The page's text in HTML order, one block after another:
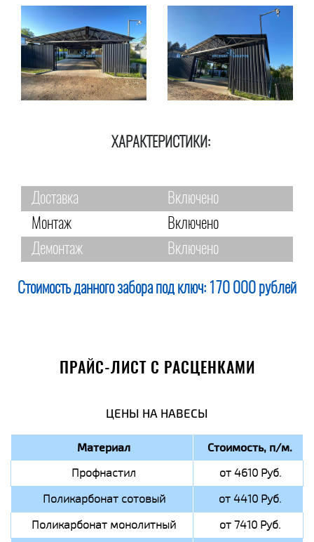
ХАРАКТЕРИСТИКИ:
Доставка
Включено
Монтаж
Включено
Демонтаж
Включено
Стоимость данного забора под ключ: 170 000 рублей
ПРАЙС-ЛИСТ С РАСЦЕНКАМИ
ЦЕНЫ НА НАВЕСЫ
Материал Стоимость, п/м.
Профнастил
от 4610 Руб.
Поликарбонат сотовый
от 4410 Руб.
Поликарбонат монолитный
от 7410 Руб.